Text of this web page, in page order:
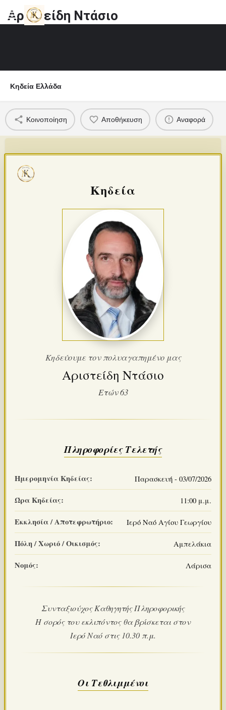
Αριστείδη Ντάσιο
Κηδεία Ελλάδα
Κοινοποίηση Αποθήκευση Αναφορά
Κηδεία
Κηδεύουμε τον πολυαγαπημένο μας
Αριστείδη Ντάσιο
Ετών 63
Πληροφορίες Τελετής
Ημερομηνία Κηδείας: Παρασκευή - 03/07/2026
Ώρα Κηδείας: 11:00 μ.μ.
Εκκλησία / Αποτεφρωτήριο: Ιερό Ναό Αγίου Γεωργίου
Πόλη / Χωριό / Οικισμός: Αμπελάκια
Νομός: Λάρισα
Συνταξιούχος Καθηγητής Πληροφορικής
Η σορός του εκλιπόντος θα βρίσκεται στον
Ιερό Ναό στις 10.30 π.μ.
Οι Τεθλιμμένοι